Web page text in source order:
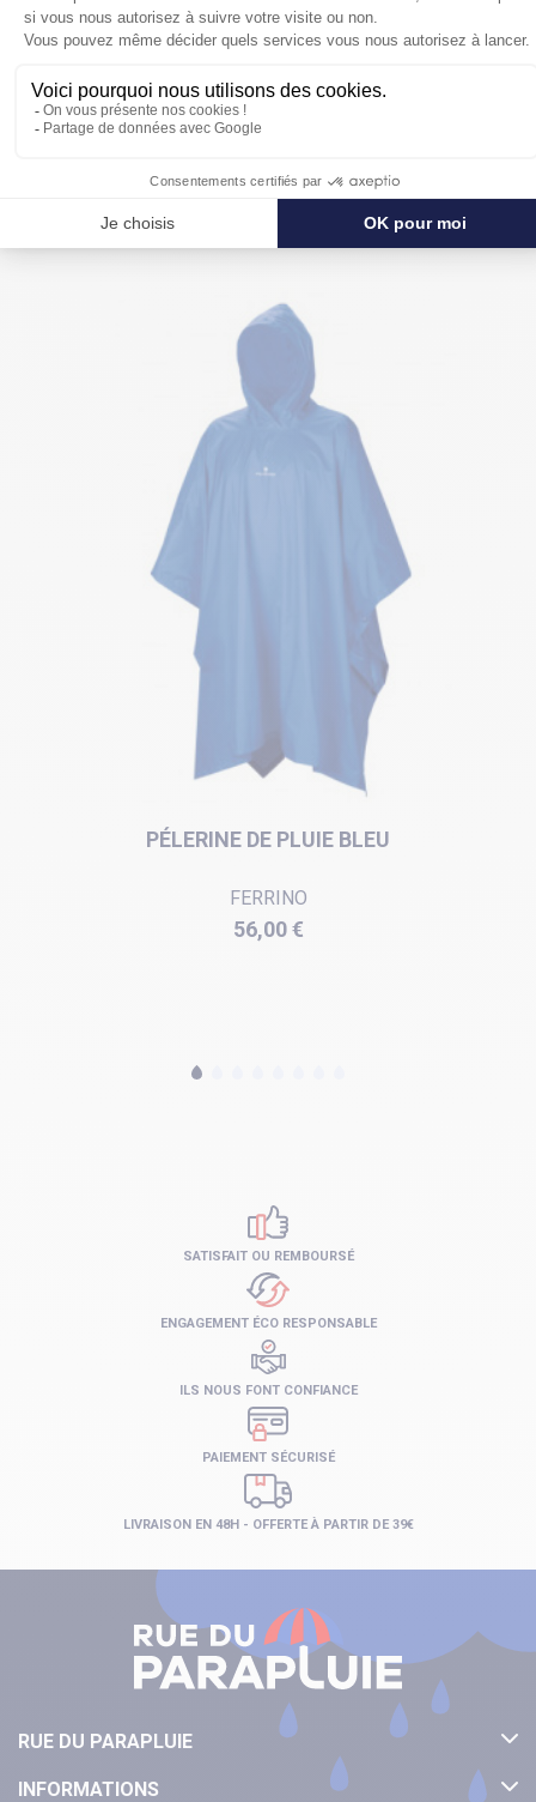
POUR SE PROTÉGER ENCORE PLUS
DE LA PLUIE
PÉLERINE DE PLUIE BLEU
FERRINO
Prix
56,00 €
LIVRAISON EN 48H - OFFERTE À PARTIR DE 39€
PAIEMENT SÉCURISÉ
SATISFAIT OU REMBOURSÉ
ENGAGEMENT ÉCO RESPONSABLE
ILS NOUS FONT CONFIANCE
RUE DU PARAPLUIE
INFORMATIONS